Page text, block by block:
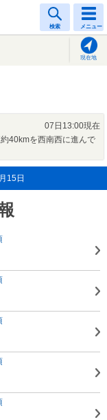
検索 メニュー
現在地
07日13:00現在
40kmを西南西に進んで
15日